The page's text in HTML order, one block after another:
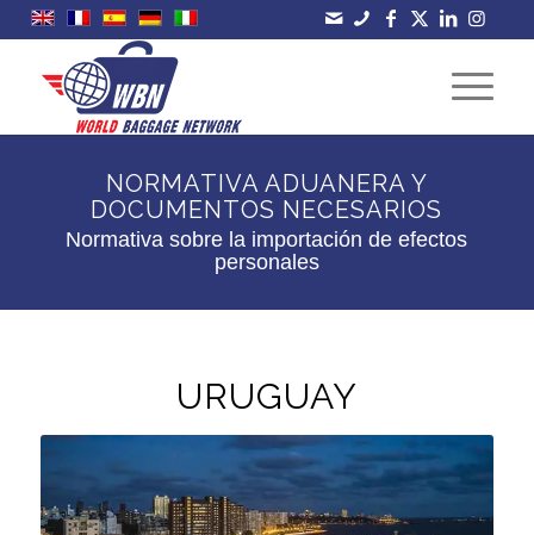
NORMATIVA ADUANERA Y
DOCUMENTOS NECESARIOS
Normativa sobre la importación de efectos
personales
URUGUAY